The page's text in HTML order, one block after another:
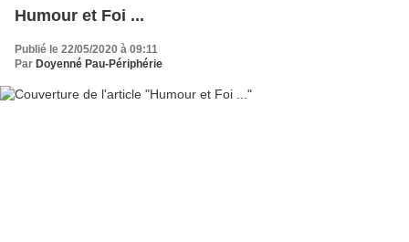
Humour et Foi ...
Publié le 22/05/2020 à 09:11
Par Doyenné Pau-Périphérie